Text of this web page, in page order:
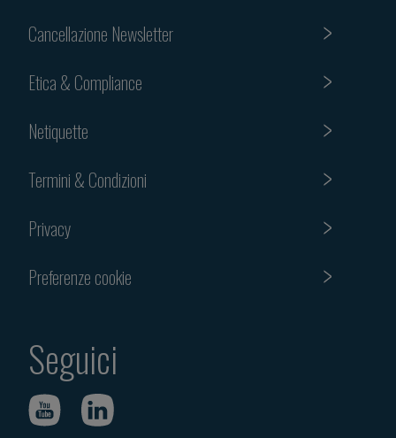
Cancellazione Newsletter
Etica & Compliance
Netiquette
Termini & Condizioni
Privacy
Preferenze cookie
Seguici